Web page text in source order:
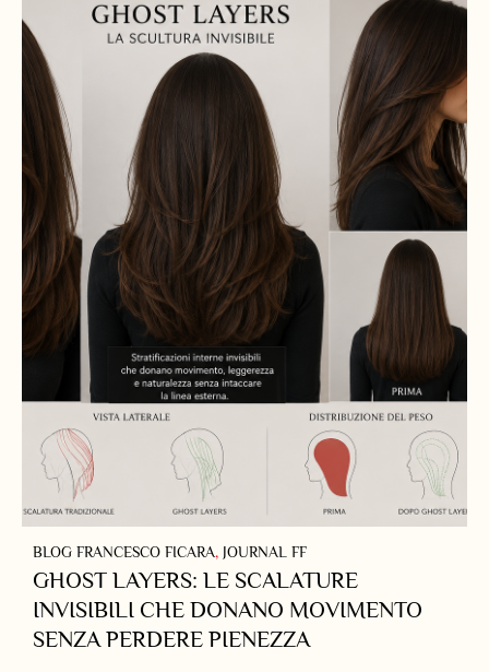
BLOG FRANCESCO FICARA, JOURNAL FF
GHOST LAYERS: LE SCALATURE
INVISIBILI CHE DONANO MOVIMENTO
SENZA PERDERE PIENEZZA